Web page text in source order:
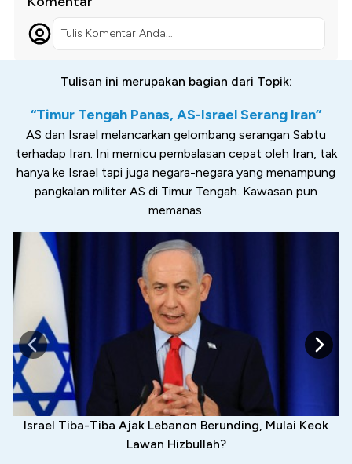
Tulis Komentar Anda...
Tulisan ini merupakan bagian dari Topik:
“Timur Tengah Panas, AS-Israel Serang Iran”
AS dan Israel melancarkan gelombang serangan Sabtu
terhadap Iran. Ini memicu pembalasan cepat oleh Iran, tak
hanya ke Israel tapi juga negara-negara yang menampung
pangkalan militer AS di Timur Tengah. Kawasan pun
memanas.
Israel Tiba-Tiba Ajak Lebanon Berunding, Mulai Keok
Lawan Hizbullah?